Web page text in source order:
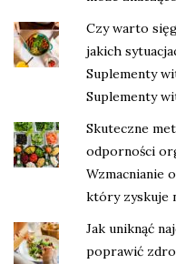
Czy warto
jakich
Suplementy
Suplementy
Skuteczne
odporności
Wzmacnianie
który zyskuje
Jak uniknąć
poprawić